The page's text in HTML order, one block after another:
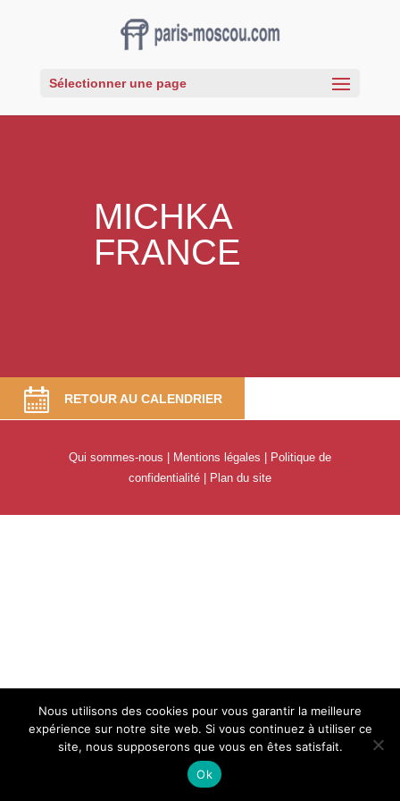
Sélectionner une page
MICHKA
FRANCE
RETOUR AU CALENDRIER
Qui sommes-nous Mentions légales
Politique de
confidentialité| Plan du site
Nous utilisons des cookies pour vous garantir la meilleure
expérience sur notre site web. Si vous continuez à utiliser ce
site, nous supposerons que vous en êtes satisfait.
Ok